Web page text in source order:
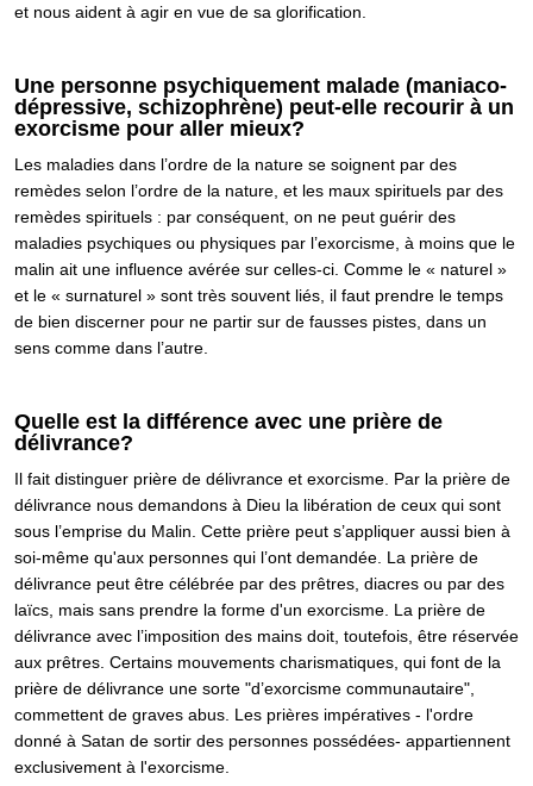
et nous aident à agir en vue de sa glorification.
Une personne psychiquement malade (maniaco-
dépressive, schizophrène) peut-elle recourir à un
exorcisme pour aller mieux?
Les maladies dans l’ordre de la nature se soignent par des
remèdes selon l’ordre de la nature, et les maux spirituels par des
remèdes spirituels : par conséquent, on ne peut guérir des
maladies psychiques ou physiques par l’exorcisme, à moins que le
malin ait une influence avérée sur celles-ci. Comme le « naturel »
et le « surnaturel » sont très souvent liés, il faut prendre le temps
de bien discerner pour ne partir sur de fausses pistes, dans un
sens comme dans l’autre.
Quelle est la différence avec une prière de
délivrance?
Il fait distinguer prière de délivrance et exorcisme. Par la prière de
délivrance nous demandons à Dieu la libération de ceux qui sont
sous l’emprise du Malin. Cette prière peut s’appliquer aussi bien à
soi-même qu'aux personnes qui l’ont demandée. La prière de
délivrance peut être célébrée par des prêtres, diacres ou par des
laïcs, mais sans prendre la forme d'un exorcisme. La prière de
délivrance avec l’imposition des mains doit, toutefois, être réservée
aux prêtres. Certains mouvements charismatiques, qui font de la
prière de délivrance une sorte "d’exorcisme communautaire",
commettent de graves abus. Les prières impératives - l'ordre
donné à Satan de sortir des personnes possédées- appartiennent
exclusivement à l'exorcisme.